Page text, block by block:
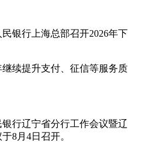
银行上海总部召开2026年下
续提升支付、征信等服务质
行辽宁省分行工作会议暨辽
8月4日召开。